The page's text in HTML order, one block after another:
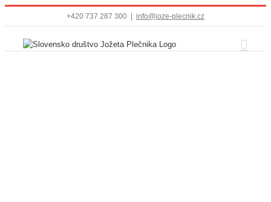
+420 737 287 300 info@joze-plecnik.cz